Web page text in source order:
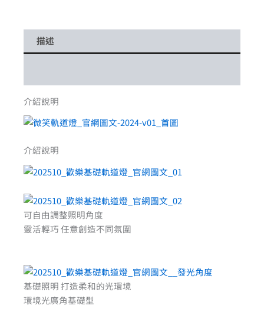
描述
介紹說明
介紹說明
可自由調整照明角度
靈活輕巧 任意創造不同氛圍
基礎照明 打造柔和的光環境
環境光廣角基礎型